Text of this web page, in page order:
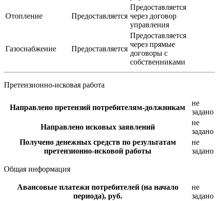
Отопление Предоставляется
Предоставляется
через договор
управления
Газоснабжение Предоставляется
Предоставляется
через прямые
договоры с
собственниками
Претензионно-исковая работа
Направлено претензий потребителям-должникам
не
задано
Направлено исковых заявлений
не
задано
Получено денежных средств по результатам
претензионно-исковой работы
не
задано
Общая информация
Авансовые платежи потребителей (на начало
периода), руб.
не
задано